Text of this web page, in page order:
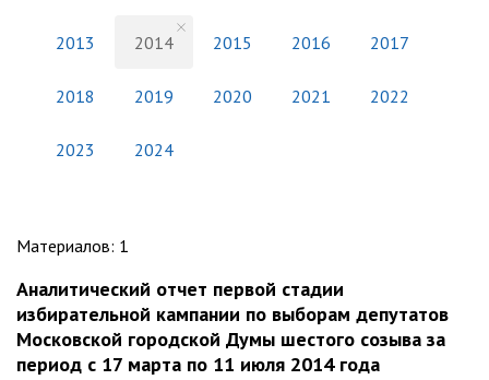
2013 2014 2015 2016 2017
2018 2019 2020 2021 2022
2023 2024
Материалов: 1
Аналитический отчет первой стадии
избирательной кампании по выборам депутатов
Московской городской Думы шестого созыва за
период с 17 марта по 11 июля 2014 года